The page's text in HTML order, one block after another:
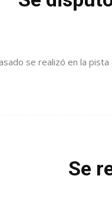
se realizó en la
Se